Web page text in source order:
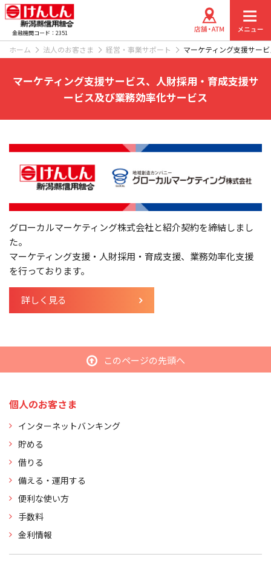
金融機関コード：2351
ホーム 法人のお客さま 経営・事業サポート マーケティング支援サー
マーケティング支援サービス、人財採用・育成支援サ
ービス及び業務効率化サービス
グローカルマーケティング株式会社と紹介契約を締結しまし
た。
マーケティング支援・人財採用・育成支援、業務効率化支援
を行っております。
詳しく見る
このページの先頭へ
個人のお客さま
インターネットバンキング
貯める
借りる
備える・運用する
便利な使い方
手数料
金利情報